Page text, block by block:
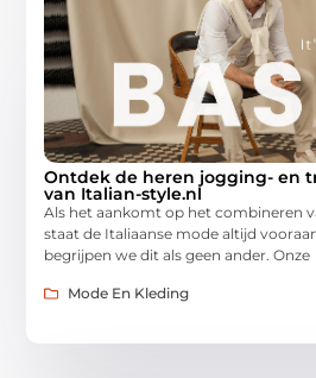
Ontdek de heren jogging- en
van Italian-style.nl
Als het aankomt op het combineren
staat de Italiaanse mode altijd
begrijpen we dit als geen ander. Onze
Mode En Kleding